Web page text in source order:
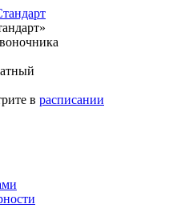
в расписании